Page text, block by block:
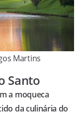
Martins
Santo
a moqueca
da culinária do